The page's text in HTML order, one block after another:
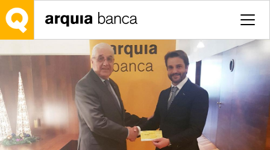
Saltar al contenido principal